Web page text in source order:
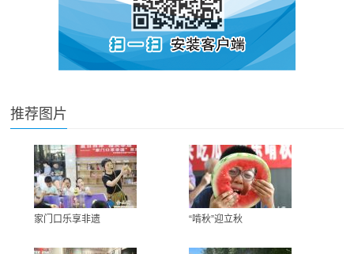
推荐图片
家门口乐享非遗 “啃秋”迎立秋